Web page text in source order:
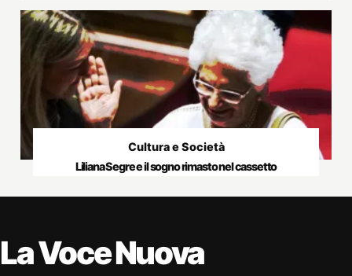
Cultura e Società
Liliana Segre e il sogno rimasto nel cassetto
La Voce Nuova